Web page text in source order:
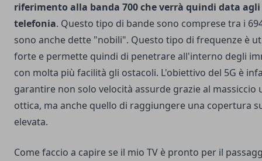
riferimento alla banda 700 che verrà quindi data
telefonia. Questo tipo di bande sono comprese tra i
sono anche dette "nobili". Questo tipo di frequenze è
forte e permette quindi di penetrare all'interno degli
con molta più facilità gli ostacoli. L'obiettivo del 5G è
garantire non solo velocità assurde grazie al massiccio
ottica, ma anche quello di raggiungere una copertura
elevata.
Come faccio a capire se il mio TV è pronto per il